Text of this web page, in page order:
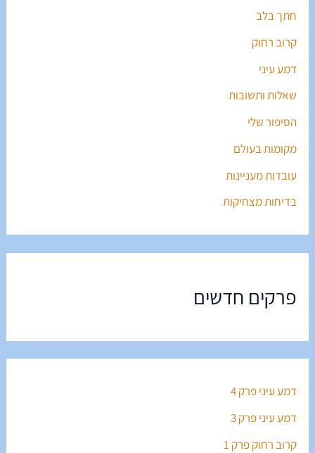
חתך בלב
קרוב רחוק
דמע עיני
שאלות ותשובות
הסיפור שלי
מקומות בעולם
עובדות מעניינות
בדיחות מצחיקות
פרקים חדשים
דמע עיני פרק 4
דמע עיני פרק 3
קרוב רחוק פרק 1